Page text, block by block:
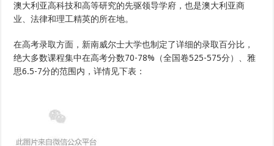
澳大利亚高科技和高等研究的先驱领导学府，也是澳大利亚商
业、法律和理工精英的所在地。
在高考录取方面，新南威尔士大学也制定了详细的录取百分比，
绝大多数课程集中在高考分数70-78%（全国卷525-575分）、雅
思6.5-7分的范围内，详情见下表：